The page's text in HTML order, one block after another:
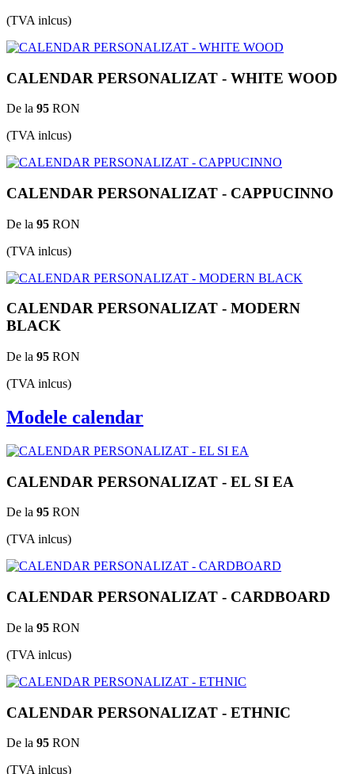
(TVA inlcus)
CALENDAR PERSONALIZAT - WHITE WOOD
De la 95 RON
(TVA inlcus)
CALENDAR PERSONALIZAT - CAPPUCINNO
De la 95 RON
(TVA inlcus)
CALENDAR PERSONALIZAT - MODERN
BLACK
De la 95 RON
(TVA inlcus)
Modele calendar
CALENDAR PERSONALIZAT - EL SI EA
De la 95 RON
(TVA inlcus)
CALENDAR PERSONALIZAT - CARDBOARD
De la 95 RON
(TVA inlcus)
CALENDAR PERSONALIZAT - ETHNIC
De la 95 RON
(TVA inlcus)